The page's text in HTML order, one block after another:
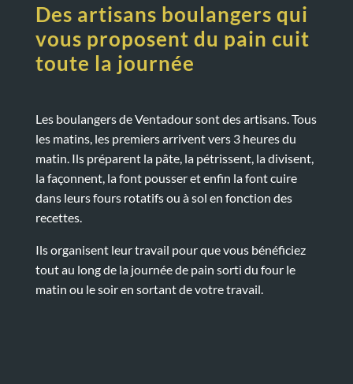
Des artisans boulangers qui
vous proposent du pain cuit
toute la journée
Les boulangers de Ventadour sont des artisans. Tous
les matins, les premiers arrivent vers 3 heures du
matin. Ils préparent la pâte, la pétrissent, la divisent,
la façonnent, la font pousser et enfin la font cuire
dans leurs fours rotatifs ou à sol en fonction des
recettes.
Ils organisent leur travail pour que vous bénéficiez
tout au long de la journée de pain sorti du four le
matin ou le soir en sortant de votre travail.